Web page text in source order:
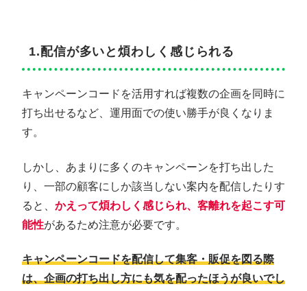
1.配信が多いと煩わしく感じられる
キャンペーンコードを活用すれば複数の企画を同時に
打ち出せるなど、運用面での使い勝手が良くなりま
す。
しかし、あまりに多くのキャンペーンを打ち出した
り、一部の顧客にしか該当しない案内を配信したりす
ると、 かえって煩わしく感じられ、客離れを起こす可
能性があるため注意が必要です。
キャンペーンコードを配信して集客・販促を図る際
は、企画の打ち出し方にも気を配ったほうが良いでし